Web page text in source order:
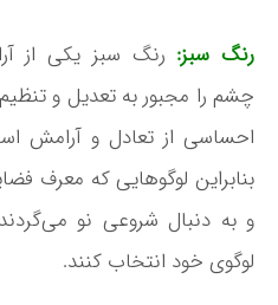
رنگ سبز: رنگ سبز یکی از
چشم را مجبور به تعدیل و
احساسی از تعادل و آرامش
بنابراین لوگوهایی که معرف
و به دنبال شروعی نو
لوگوی خود انتخاب کنند.